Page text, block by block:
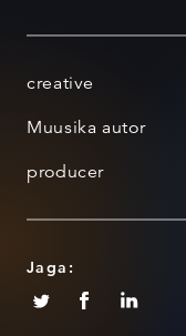
creative
Muusika autor
producer
Jaga: